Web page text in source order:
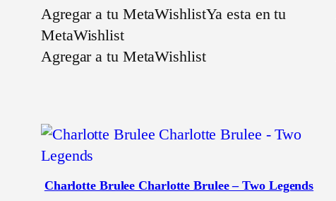
Agregar a tu MetaWishlistYa esta en tu
MetaWishlist
Agregar a tu MetaWishlist
Charlotte Brulee Charlotte Brulee – Two Legends